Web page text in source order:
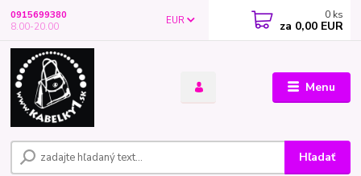
Menu
EUR
Hľadať
0915699380
8.00-20.00
0 ks
za 0,00 EUR